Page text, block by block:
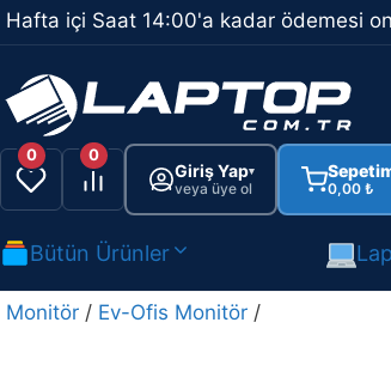
İçeriğe
atla
Hafta içi Saat 14:00'a kadar ödemesi
0 0
Giriş Yap▾
veya üye ol 0,00 ₺
Bütün Ürünler
Monitör / Ev-Ofis Monitör /